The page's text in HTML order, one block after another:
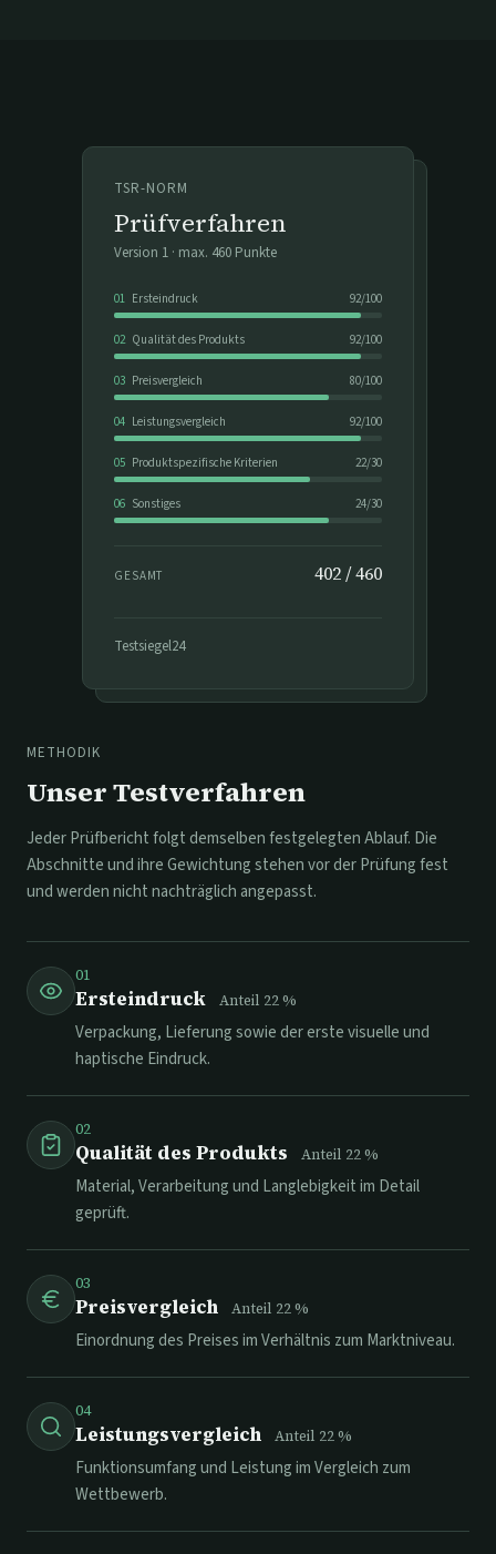
TSR-NORM
Prüfverfahren
Version 1 · max. 460 Punkte
01 Ersteindruck 92/100
02 Qualität des Produkts 92/100
03 Preisvergleich 80/100
04 Leistungsvergleich 92/100
05 Produktspezifische Kriterien 22/30
06 Sonstiges 24/30
GESAMT 402/460
Testsiegel24
METHODIK
Unser Testverfahren
Jeder Prüfbericht folgt demselben festgelegten Ablauf. Die
Abschnitte und ihre Gewichtung stehen vor der Prüfung fest
und werden nicht nachträglich angepasst.
01
Ersteindruck Anteil 22%
Verpackung, Lieferung sowie der erste visuelle und
haptische Eindruck.
02
Qualität des Produkts Anteil 22%
Material, Verarbeitung und Langlebigkeit im Detail
geprüft.
03
Preisvergleich Anteil 22%
Einordnung des Preises im Verhältnis zum Marktniveau.
04
Leistungsvergleich Anteil 22%
Funktionsumfang und Leistung im Vergleich zum
Wettbewerb.